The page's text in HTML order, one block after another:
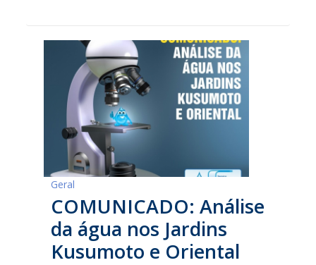
Geral
COMUNICADO: Análise
da água nos Jardins
Kusumoto e Oriental